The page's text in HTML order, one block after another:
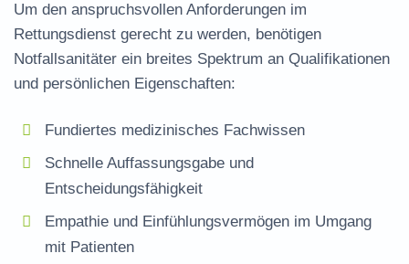
Um den anspruchsvollen Anforderungen im
Rettungsdienst gerecht zu werden, benötigen
Notfallsanitäter ein breites Spektrum an Qualifikationen
und persönlichen Eigenschaften:
Fundiertes medizinisches Fachwissen
Schnelle Auffassungsgabe und
Entscheidungsfähigkeit
Empathie und Einfühlungsvermögen im Umgang
mit Patienten